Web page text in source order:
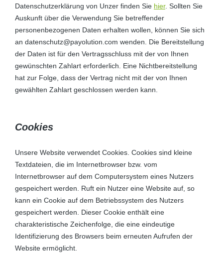
Datenschutzerklärung von Unzer finden Sie hier. Sollten Sie
Auskunft über die Verwendung Sie betreffender
personenbezogenen Daten erhalten wollen, können Sie sich
an datenschutz@payolution.com wenden. Die Bereitstellung
der Daten ist für den Vertragsschluss mit der von Ihnen
gewünschten Zahlart erforderlich. Eine Nichtbereitstellung
hat zur Folge, dass der Vertrag nicht mit der von Ihnen
gewählten Zahlart geschlossen werden kann.
Cookies
Unsere Website verwendet Cookies. Cookies sind kleine
Textdateien, die im Internetbrowser bzw. vom
Internetbrowser auf dem Computersystem eines Nutzers
gespeichert werden. Ruft ein Nutzer eine Website auf, so
kann ein Cookie auf dem Betriebssystem des Nutzers
gespeichert werden. Dieser Cookie enthält eine
charakteristische Zeichenfolge, die eine eindeutige
Identifizierung des Browsers beim erneuten Aufrufen der
Website ermöglicht.